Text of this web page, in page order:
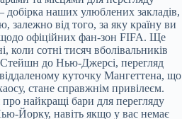
наших улюблених закладів,
залежно від того, за яку країну ви
офіційних фан-зон FIFA. Ще
коли сотні тисяч вболівальників
до Нью-Джерсі, перегляд
куточку Мангеттена, що
стане справжнім привілеєм.
найкращі бари для перегляду
Йорку, навіть якщо у вас немає